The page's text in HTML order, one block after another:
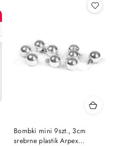
Bombki mini 9szt., 3cm
srebrne plastik Arpex